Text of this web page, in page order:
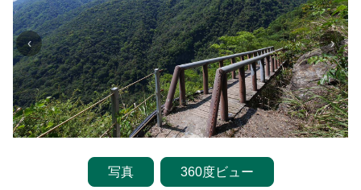
ไทย
Bahasa indonesia
Deutsche
España
‹ ›
写真 360度ビュー